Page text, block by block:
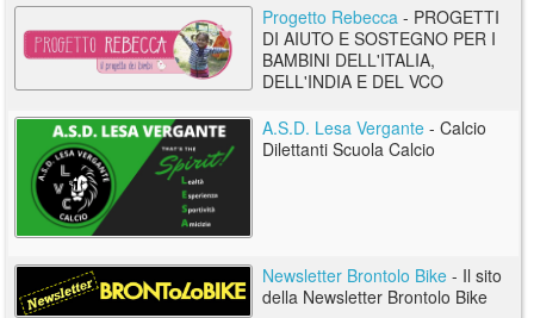
Progetto Rebecca - PROGETTI
DI AIUTO E SOSTEGNO PER I
BAMBINI DELL'ITALIA,
DELL'INDIA E DEL VCO
A.S.D. Lesa Vergante - Calcio
Dilettanti Scuola Calcio
Newsletter Brontolo Bike - Il sito
della Newsletter Brontolo Bike